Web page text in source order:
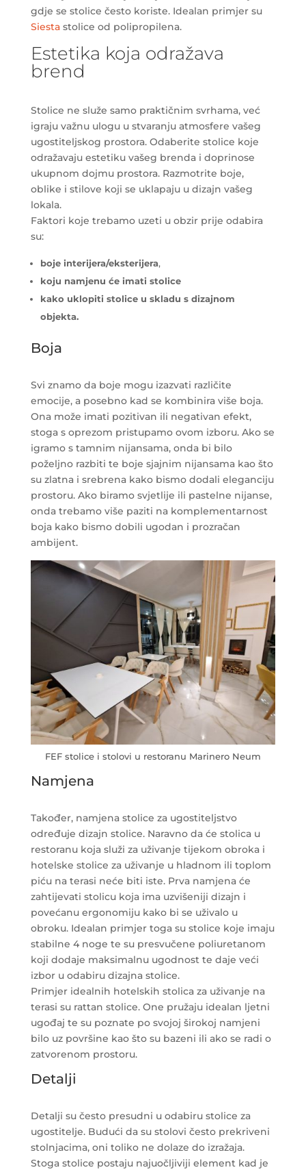
gdje se stolice često koriste. Idealan primjer su
Siestastolice od polipropilena.
Estetika koja odražava
brend
Stolice ne služe samo praktičnim svrhama, već
igraju važnu ulogu u stvaranju atmosfere vašeg
ugostiteljskog prostora. Odaberite stolice koje
odražavaju estetiku vašeg brenda i doprinose
ukupnom dojmu prostora. Razmotrite boje,
oblike i stilove koji se uklapaju u dizajn vašeg
lokala.
Faktori koje trebamo uzeti u obzir prije odabira
su:
boje interijera/eksterijera,
koju namjenu će imati stolice
kako uklopiti stolice u skladu s dizajnom
objekta.
Boja
Svi znamo da boje mogu izazvati različite
emocije, a posebno kad se kombinira više boja.
Ona može imati pozitivan ili negativan efekt,
stoga s oprezom pristupamo ovom izboru. Ako se
igramo s tamnim nijansama, onda bi bilo
poželjno razbiti te boje sjajnim nijansama kao što
su zlatna i srebrena kako bismo dodali eleganciju
prostoru. Ako biramo svjetlije ili pastelne nijanse,
onda trebamo više paziti na komplementarnost
boja kako bismo dobili ugodan i prozračan
ambijent.
FEF stolice i stolovi u restoranu Marinero Neum
Namjena
Također, namjena stolice za ugostiteljstvo
određuje dizajn stolice. Naravno da će stolica u
restoranu koja služi za uživanje tijekom obroka i
hotelske stolice za uživanje u hladnom ili toplom
piću na terasi neće biti iste. Prva namjena će
zahtijevati stolicu koja ima uzvišeniji dizajn i
povećanu ergonomiju kako bi se uživalo u
obroku. Idealan primjer toga su stolice koje imaju
stabilne 4 noge te su presvučene poliuretanom
koji dodaje maksimalnu ugodnost te daje veći
izbor u odabiru dizajna stolice.
Primjer idealnih hotelskih stolica za uživanje na
terasi su rattan stolice. One pružaju idealan ljetni
ugođaj te su poznate po svojoj širokoj namjeni
bilo uz površine kao što su bazeni ili ako se radi o
zatvorenom prostoru.
Detalji
Detalji su često presudni u odabiru stolice za
ugostitelje. Budući da su stolovi često prekriveni
stolnjacima, oni toliko ne dolaze do izražaja.
Stoga stolice postaju najuočljiviji element kad je